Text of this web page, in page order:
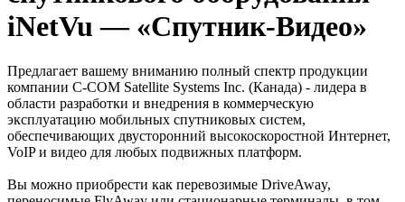
iNetVu — «Спутник-Видео»
Предлагает вашему вниманию полный спектр продукции
компании C-COM Satellite Systems Inc. (Канада) - лидера в
области разработки и внедрения в коммерческую
эксплуатацию мобильных спутниковых систем,
обеспечивающих двусторонний высокоскоростной Интернет,
VoIP и видео для любых подвижных платформ.
Вы можно приобрести как перевозимые DriveAway,